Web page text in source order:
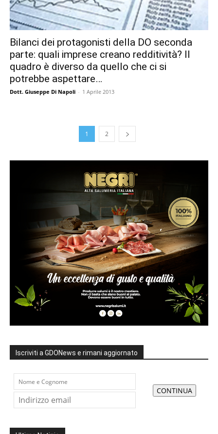
Bilanci dei protagonisti della DO seconda
parte: quali imprese creano redditività? Il
quadro è diverso da quello che ci si
potrebbe aspettare…
Dott. Giuseppe Di Napoli - 1 Aprile 2013
1 2
Iscriviti a GDONews e rimani aggiornato